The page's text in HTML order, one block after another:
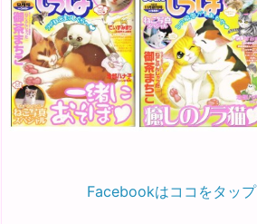
Facebookはココをタップ